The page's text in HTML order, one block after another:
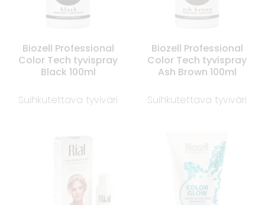
Biozell Professional
Color Tech tyvispray
Black 100ml
Suihkutettava tyviväri
Biozell Professional
Color Tech tyvispray
Ash Brown 100ml
Suihkutettava tyviväri